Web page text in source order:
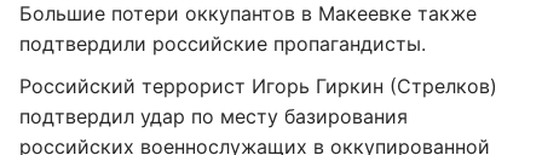
Большие потери оккупантов в Макеевке также
подтвердили российские пропагандисты.
Российский террорист Игорь Гиркин (Стрелков)
подтвердил удар по месту базирования
российских военнослужащих в оккупированной